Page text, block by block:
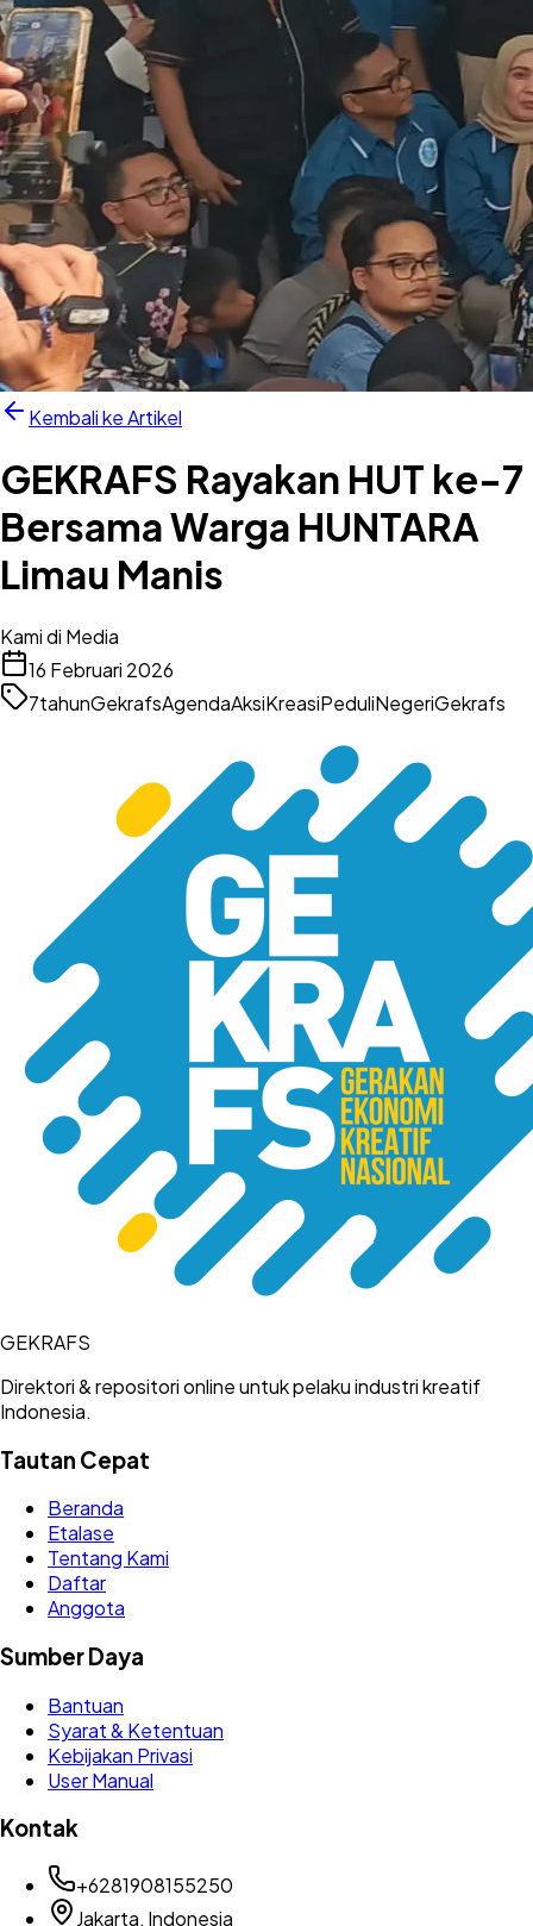
Kembali ke Artikel
GEKRAFS Rayakan HUT ke-7
Bersama Warga HUNTARA
Limau Manis
Kami di Media
16 Februari 2026
7tahunGekrafsAgendaAksiKreasiPeduliNegeriGekrafs
GEKRAFS
Direktori & repositori online untuk pelaku industri kreatif
Indonesia.
Tautan Cepat
Beranda
Etalase
Tentang Kami
Daftar
Anggota
Sumber Daya
Bantuan
Syarat & Ketentuan
Kebijakan Privasi
User Manual
Kontak
+6281908155250
Jakarta, Indonesia